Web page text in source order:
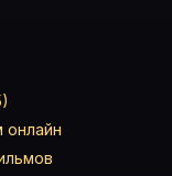
онлайн